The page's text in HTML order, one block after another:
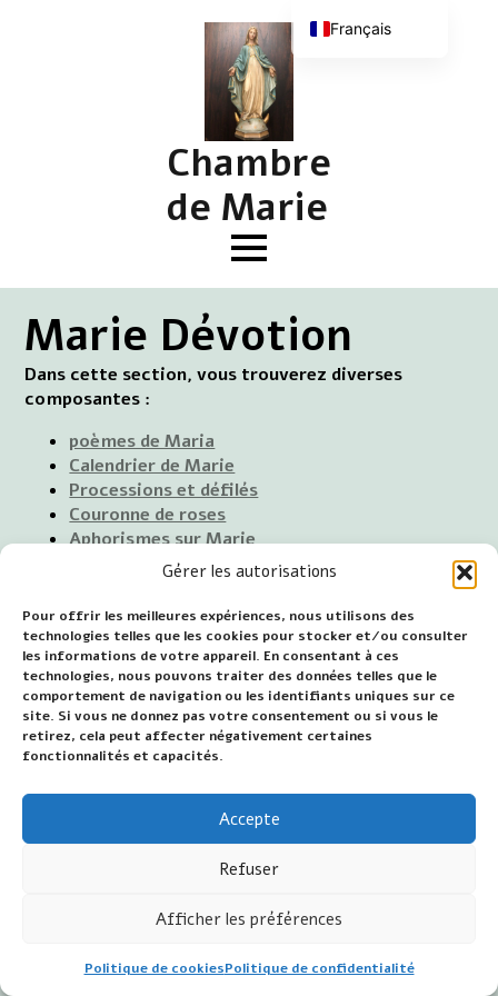
Gérer les autorisations
Pour offrir les meilleures expériences, nous utilisons des
technologies telles que les cookies pour stocker et/ou consulter
les informations de votre appareil. En consentant à ces
technologies, nous pouvons traiter des données telles que le
comportement de navigation ou les identifiants uniques sur ce
site. Si vous ne donnez pas votre consentement ou si vous le
retirez, cela peut affecter négativement certaines
fonctionnalités et capacités.
Accepte
Refuser
Afficher les préférences
Politique de cookiesPolitique de confidentialité
Chambre
de Marie
Marie Dévotion
Dans cette section, vous trouverez diverses
composantes :
poèmes de Maria
Calendrier de Marie
Processions et défilés
Couronne de roses
Aphorismes sur Marie
Curiosités sur Marie
Marie dans les musées et églises, etc.
Possibilités pourconférencessur Maria.
©2026 Jan van Wijk - Mariakamer.nl - Tous droits
Français